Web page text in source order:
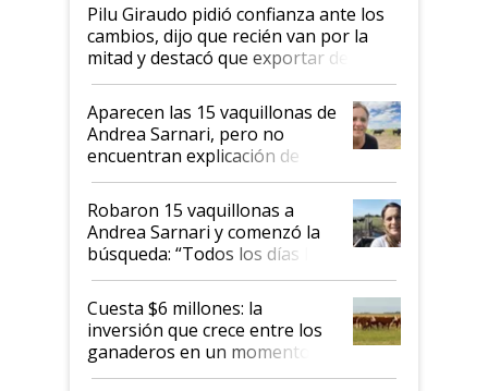
Pilu Giraudo pidió confianza ante los
cambios, dijo que recién van por la
mitad y destacó que exportar dejó de
ser "para unos pocos": "Tenemos un
mandato muy claro del gobierno
nacional"
Aparecen las 15 vaquillonas de
Andrea Sarnari, pero no
encuentran explicación de
cómo llegaron allí
Robaron 15 vaquillonas a
Andrea Sarnari y comenzó la
búsqueda: “Todos los días le
toca a algún productor”
Cuesta $6 millones: la
inversión que crece entre los
ganaderos en un momento
histórico para la actividad